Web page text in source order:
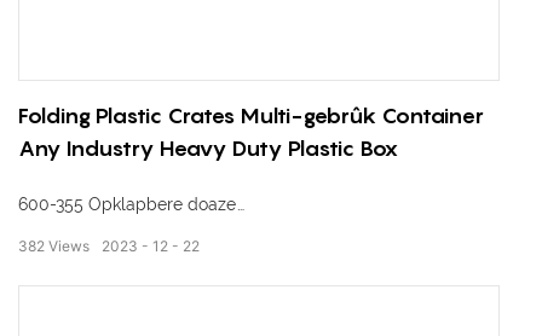
Folding Plastic Crates Multi-gebrûk Container
Any Industry Heavy Duty Plastic Box
600-355 Opklapbere doaze
Eksterne ôfmjittings: 600 * 400 * 355 mm
2023 12 22
382 Views